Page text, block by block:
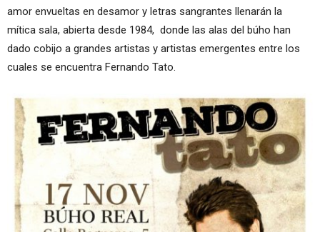
amor envueltas en desamor y letras sangrantes llenarán la
mítica sala, abierta desde 1984, donde las alas del búho han
dado cobijo a grandes artistas y artistas emergentes entre los
cuales se encuentra Fernando Tato.